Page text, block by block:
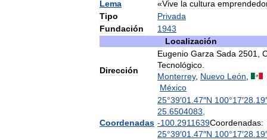
Lema
«Vive la cultura
Tipo
Privada
Fundación
1943
Localización
Dirección
Eugenio Garza Sada 2501
Tecnológico
Monterrey, Nuevo León
México
Coordenadas
25°39′01 47″N 100°17′28 19
25 6504083
-100 2911639Coordenadas:
25°39′01 47″N 100°17′28 19